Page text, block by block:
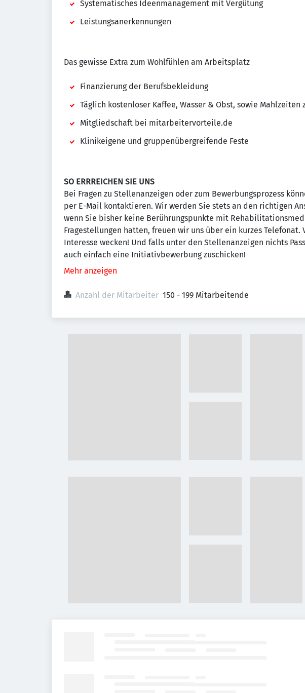
Systematisches Ideenmanagement mit Vergütung
Leistungsanerkennungen
Das gewisse Extra zum Wohlfühlen am Arbeitsplatz
Finanzierung der Berufsbekleidung
Täglich kostenloser Kaffee, Wasser & Obst, sowie
Mitgliedschaft bei mitarbeitervorteile.de
Klinikeigene und gruppenübergreifende Feste
SO ERRREICHEN SIE UNS
Bei Fragen zu Stellenanzeigen oder zum Bewerbungsprozess
per E-Mail kontaktieren. Wir werden Sie stets an den richtigen
wenn Sie bisher keine Berührungspunkte mit
Fragestellungen hatten, freuen wir uns über ein kurzes
Interesse wecken! Und falls unter den Stellenanzeigen nichts
auch einfach eine Initiativbewerbung zuschicken!
Mehr anzeigen
Anzahl der Mitarbeiter 150 - 199 Mitarbeitende